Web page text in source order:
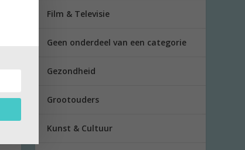
Film & Televisie
Geen onderdeel van een categorie
Gezondheid
Grootouders
Kunst & Cultuur